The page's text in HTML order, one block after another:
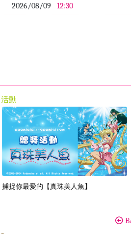
2026/08/09
12:30
活動
捕捉你最愛的【真珠美人魚】